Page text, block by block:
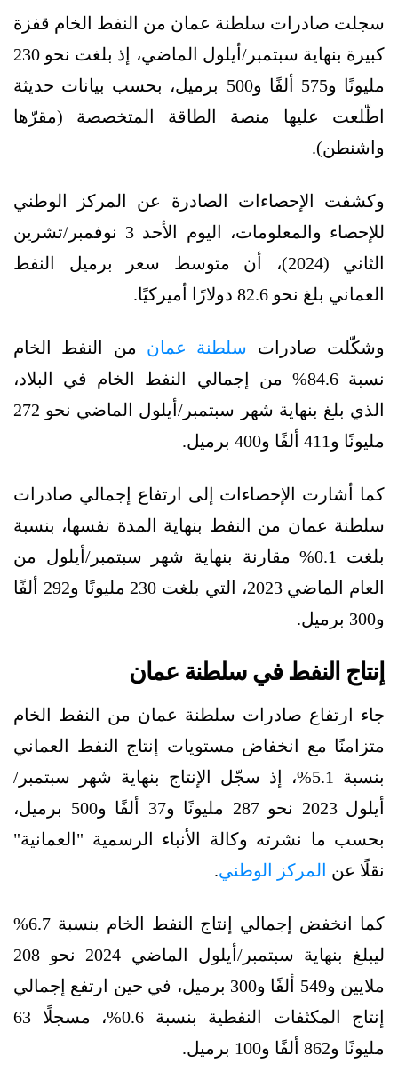
سجلت صادرات سلطنة عمان من النفط الخام قفزة
كبيرة بنهاية سبتمبر/أيلول الماضي، إذ بلغت نحو 230
مليونًا و575 ألفًا و500 برميل، بحسب بيانات حديثة
اطّلعت عليها منصة الطاقة المتخصصة (مقرّها
واشنطن).
وكشفت الإحصاءات الصادرة عن المركز الوطني
للإحصاء والمعلومات، اليوم الأحد 3 نوفمبر/تشرين
الثاني (2024)، أن متوسط سعر برميل النفط
العماني بلغ نحو 82.6 دولارًا أميركيًا.
وشكّلت صادرات سلطنة عمان من النفط الخام
نسبة 84.6% من إجمالي النفط الخام في البلاد،
الذي بلغ بنهاية شهر سبتمبر/أيلول الماضي نحو 272
مليونًا و411 ألفًا و400 برميل.
كما أشارت الإحصاءات إلى ارتفاع إجمالي صادرات
سلطنة عمان من النفط بنهاية المدة نفسها، بنسبة
بلغت 0.1% مقارنة بنهاية شهر سبتمبر/أيلول من
العام الماضي 2023، التي بلغت 230 مليونًا و292 ألفًا
و300 برميل.
إنتاج النفط في سلطنة عمان
جاء ارتفاع صادرات سلطنة عمان من النفط الخام
متزامنًا مع انخفاض مستويات إنتاج النفط العماني
بنسبة 5.1%، إذ سجّل الإنتاج بنهاية شهر سبتمبر/
أيلول 2023 نحو 287 مليونًا و37 ألفًا و500 برميل،
بحسب ما نشرته وكالة الأنباء الرسمية "العمانية"
نقلًا عن المركز الوطني.
كما انخفض إجمالي إنتاج النفط الخام بنسبة 6.7%
ليبلغ بنهاية سبتمبر/أيلول الماضي 2024 نحو 208
ملايين و549 ألفًا و300 برميل، في حين ارتفع إجمالي
إنتاج المكثفات النفطية بنسبة 0.6%، مسجلًا 63
مليونًا و862 ألفًا و100 برميل.